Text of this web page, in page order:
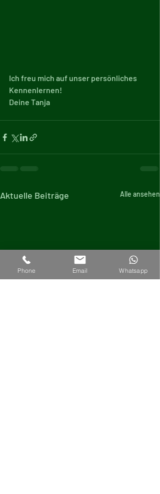
Ich freu mich auf unser persönliches
Kennenlernen!
Deine Tanja
Aktuelle Beiträge Alle ansehen
Phone Email Whatsapp